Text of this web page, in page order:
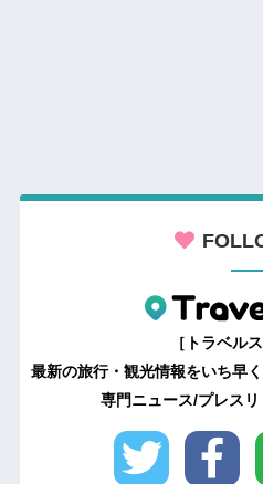
［トラベル
最新の旅行・観光情報をいち早
専門ニュース/プレス